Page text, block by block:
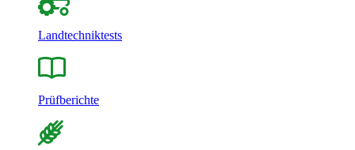
Landtechniktests
Prüfberichte